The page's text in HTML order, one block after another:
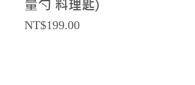
量勺 料理匙)
NT$199.00Price